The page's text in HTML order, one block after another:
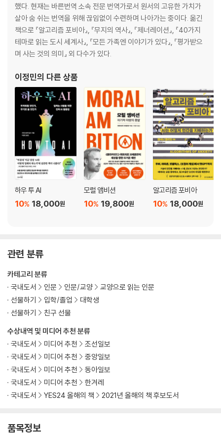
했다. 현재는 바른번역 소속 전문 번역가로서 원서의 고유한 가치가
살아 숨 쉬는 번역을 위해 끊임없이 수련하며 나아가는 중이다. 옮긴
책으로 『알고리즘 포비아』, 『무지의 역사』, 『제너레이션』, 『40가지
테마로 읽는 도시 세계사』, 『모든 가족엔 이야기가 있다』, 『평가받으
며 사는 것의 의미』 외 다수가 있다.
이정민의 다른 상품
하우 투 AI
18,000원
10%
모럴 앰비션
19,800원
10%
알고리즘 포비아
18,000원
10%
관련 분류
수상내역 및 미디어 추천 분류
국내도서
미디어 추천
조선일보
국내도서
미디어 추천
중앙일보
국내도서
미디어 추천
동아일보
국내도서
미디어 추천
한겨레
국내도서
YES24 올해의 책 2021년 올해의 책 후보도서
카테고리 분류
국내도서
인문 인문/교양
교양으로 읽는 인문
선물하기
입학/졸업
대학생
선물하기
친구 선물
품목정보